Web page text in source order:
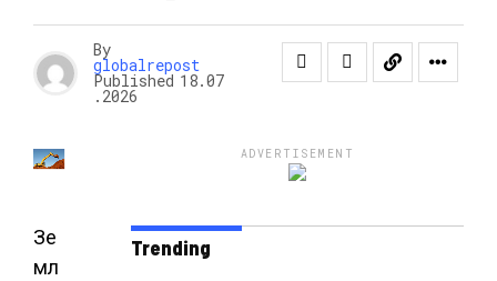
By
globalrepost
Published 18.07
.2026
Зе
мл
ADVERTISEMENT
Trending